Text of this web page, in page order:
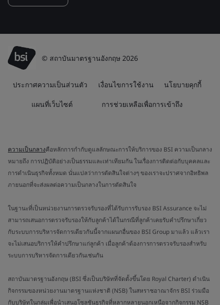
© สถาบันมาตรฐานอังกฤษ 2026
ประกาศความเป็นส่วนตัว เงื่อนไขการใช้งาน นโยบายคุกกี้
แผนที่เว็บไซต์ การช่วยเหลือเพื่อการเข้าถึง
ความเป็นกลางคือหลักการกำกับดูแลลักษณะการให้บริการของ BSI ความเป็นกลาง
หมายถึง การปฏิบัติอย่างเป็นธรรมและเท่าเทียมกัน ในเรื่องการติดต่อกับบุคคลและ
การดำเนินธุรกิจทั้งหมด นั่นแปลว่าการตัดสินใจต่างๆ ของเราจะปราศจากอิทธิพล
ภายนอกที่จะส่งผลต่อความเป็นกลางในการตัดสินใจ
ในฐานะที่เป็นหน่วยงานการตรวจรับรองที่ได้รับการรับรอง BSI Assurance จะไม่
สามารถเสนอการตรวจรับรองให้กับลูกค้าได้ในกรณีที่ลูกค้าเคยรับคำปรึกษาเกี่ยว
กับระบบการบริหารจัดการเดียวกันนี้จากแผนกอื่นของ BSI Group มาแล้ว แล้วเรา
จะไม่เสนอบริการให้คำปรึกษาแก่ลูกค้า เมื่อลูกค้าต้องการการตรวจรับรองสำหรับ
ระบบการบริหารจัดการเดียวกันเช่นกัน
สถาบันมาตรฐานอังกฤษ (BSI ซึ่งเป็นบริษัทที่จัดตั้งขึ้นโดย Royal Charter) ดำเนิน
กิจกรรมของหน่วยงานมาตรฐานแห่งชาติ (NSB) ในสหราชอาณาจักร BSI ร่วมมือ
กับบริษัทในกลุ่มเพื่อนำเสนอโซลูชันธุรกิจที่หลากหลายนอกเหนือจากกิจกรรม NSB